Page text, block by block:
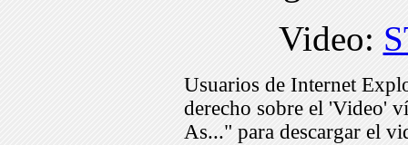
Video:
Usuarios de Internet
derecho sobre el 'Video'
As..." para descargar el